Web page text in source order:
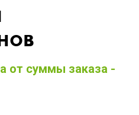
от суммы заказа -